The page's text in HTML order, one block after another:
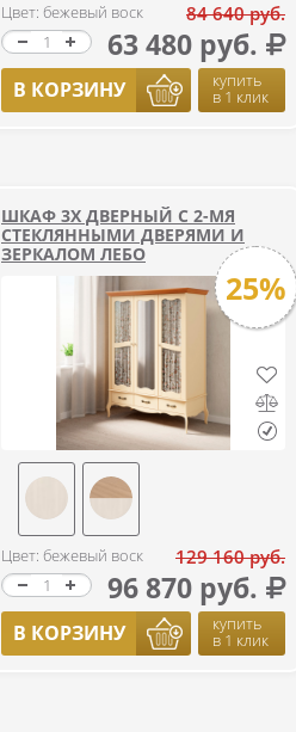
Цвет: бежевый воск 84 640 руб.
63 480 руб.
В КОРЗИНУ купить
в 1 клик
ШКАФ 3Х ДВЕРНЫЙ С 2-МЯ
СТЕКЛЯННЫМИ ДВЕРЯМИ И
ЗЕРКАЛОМ ЛЕБО
25%
Цвет: бежевый воск 129 160 руб.
96 870 руб.
В КОРЗИНУ купить
в 1 клик